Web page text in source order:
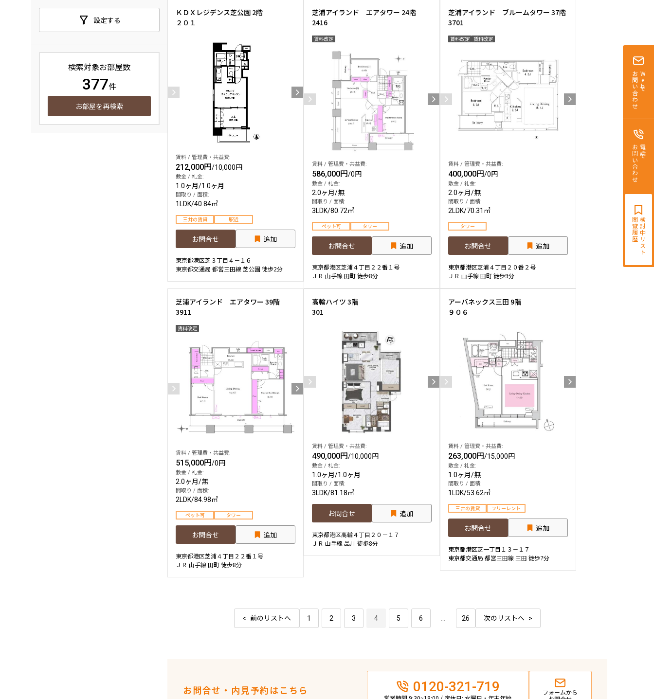
Webで
お問い合わせ
電話で
お問い合わせ
検討中リスト
閲覧履歴
設定する
検索対象お部屋数
377件
お部屋を再検索
ＫＤＸレジデンス芝公園 2階
２０１
賃料 / 管理費・共益費:
212,000円/10,000円
敷金 / 礼金:
1.0ヶ月/1.0ヶ月
間取り / 面積:
1LDK/40.84㎡
三井の賃貸 駅近
お問合せ 追加
東京都港区芝３丁目４－１６
東京都交通局 都営三田線 芝公園 徒歩2分
芝浦アイランド エアタワー 24階
2416
賃料改定
賃料 / 管理費・共益費:
586,000円/0円
敷金 / 礼金:
2.0ヶ月/無
間取り / 面積:
3LDK/80.72㎡
ペット可 タワー
お問合せ 追加
東京都港区芝浦４丁目２２番１号
ＪＲ 山手線 田町 徒歩8分
芝浦アイランド ブルームタワー 37階
3701
賃料改定 賃料改定
賃料 / 管理費・共益費:
400,000円/0円
敷金 / 礼金:
2.0ヶ月/無
間取り / 面積:
2LDK/70.31㎡
タワー
お問合せ 追加
東京都港区芝浦４丁目２０番２号
ＪＲ 山手線 田町 徒歩9分
芝浦アイランド エアタワー 39階
3911
賃料改定
賃料 / 管理費・共益費:
515,000円/0円
敷金 / 礼金:
2.0ヶ月/無
間取り / 面積:
2LDK/84.98㎡
ペット可 タワー
お問合せ 追加
東京都港区芝浦４丁目２２番１号
ＪＲ 山手線 田町 徒歩8分
高輪ハイツ 3階
301
賃料 / 管理費・共益費:
490,000円/10,000円
敷金 / 礼金:
1.0ヶ月/1.0ヶ月
間取り / 面積:
3LDK/81.18㎡
お問合せ 追加
東京都港区高輪４丁目２０－１７
ＪＲ 山手線 品川 徒歩8分
アーバネックス三田 9階
９０６
賃料 / 管理費・共益費:
263,000円/15,000円
敷金 / 礼金:
1.0ヶ月/無
間取り / 面積:
1LDK/53.62㎡
三井の賃貸 フリーレント
お問合せ 追加
東京都港区芝一丁目１３－１７
東京都交通局 都営三田線 三田 徒歩7分
前のリストへ 1 2 3 4 5 6 ... 26 次のリストへ
お問合せ・内見予約はこちら 0120-321-719
フォームから